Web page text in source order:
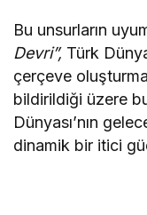
Bu unsurların
Devri”, Türk
çerçeve
bildirildiği üzere
Dünyası’nın
dinamik bir itici